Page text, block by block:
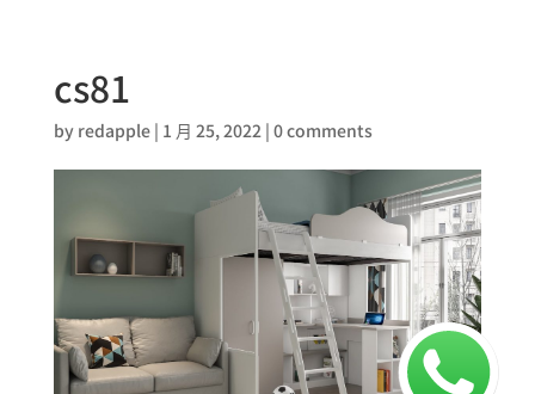
cs81
by redapple| 1 月 25, 2022| 0 comments